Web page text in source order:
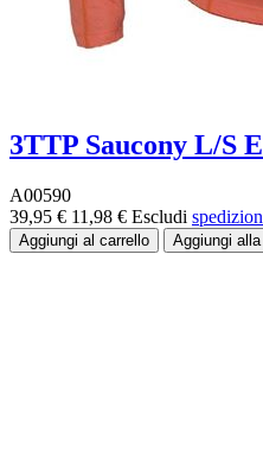
3TTP Saucony L/S
A00590
39,95 € 11,98 € Escludi